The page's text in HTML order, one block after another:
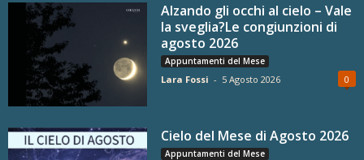
Alzando gli occhi al cielo – Vale
la sveglia?Le congiunzioni di
agosto 2026
Appuntamenti del Mese
Lara Fossi - 5 Agosto 2026 0
Cielo del Mese di Agosto 2026
Appuntamenti del Mese